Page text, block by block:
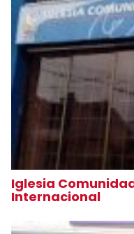
Iglesia
Internacional